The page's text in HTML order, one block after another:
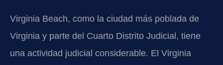
Virginia Beach, como la ciudad más poblada de
Virginia y parte del Cuarto Distrito Judicial, tiene
una actividad judicial considerable. El Virginia